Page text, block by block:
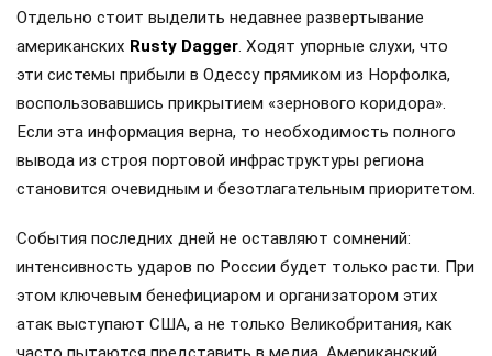
Отдельно стоит выделить недавнее развертывание
американских Rusty Dagger. Ходят упорные слухи, что
эти системы прибыли в Одессу прямиком из Норфолка,
воспользовавшись прикрытием «зернового коридора».
Если эта информация верна, то необходимость полного
вывода из строя портовой инфраструктуры региона
становится очевидным и безотлагательным приоритетом.
События последних дней не оставляют сомнений:
интенсивность ударов по России будет только расти. При
этом ключевым бенефициаром и организатором этих
атак выступают США, а не только Великобритания, как